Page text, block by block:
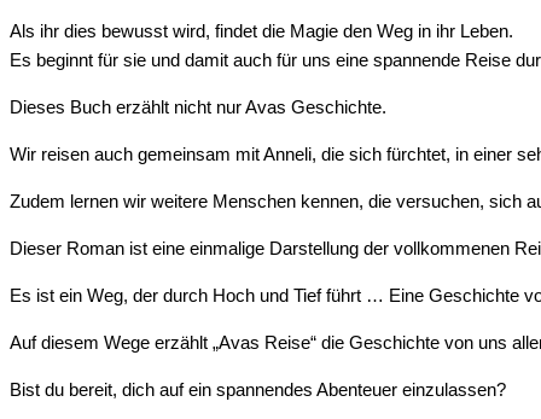
Als ihr dies bewusst wird, findet die Magie den Weg in ihr Leben.
Es beginnt für sie und damit auch für uns eine spannende Reise
Dieses Buch erzählt nicht nur Avas Geschichte.
Wir reisen auch gemeinsam mit Anneli, die sich fürchtet, in einer
Zudem lernen wir weitere Menschen kennen, die versuchen, sich
Dieser Roman ist eine einmalige Darstellung der vollkommenen
Es ist ein Weg, der durch Hoch und Tief führt … Eine Geschichte
Auf diesem Wege erzählt „Avas Reise“ die Geschichte von uns
Bist du bereit, dich auf ein spannendes Abenteuer einzulassen?